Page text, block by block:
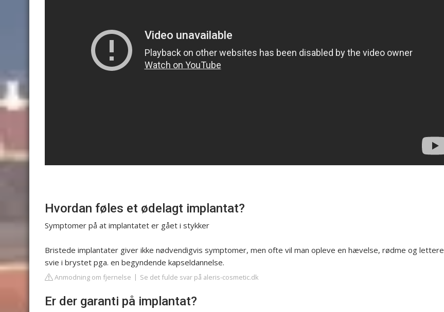
Hvordan føles et ødelagt implantat?
Symptomer på at implantatet er gået i stykker
Bristede implantater giver ikke nødvendigvis symptomer, men ofte vil man opleve en hævelse, rødme og lettere
svie i brystet pga. en begyndende kapseldannelse.
Anmodning om fjernelse Se det fulde svar på aleris-cosmetic.dk
Er der garanti på implantat?